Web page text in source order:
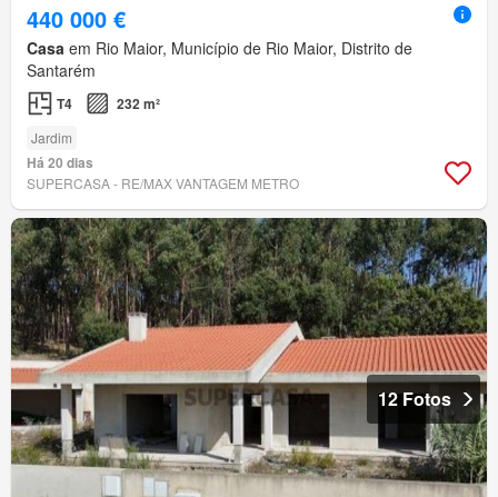
440 000 €
Casa em Rio Maior, Município de Rio Maior, Distrito de
Santarém
T4 232 m²
Jardim
Há 20 dias
SUPERCASA - RE/MAX VANTAGEM METRO
12 Fotos